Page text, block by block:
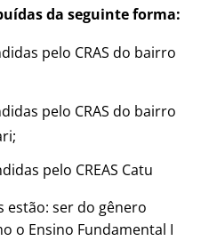
da seguinte forma:
pelo CRAS do bairro
pelo CRAS do bairro
pelo CREAS Catu
estão: ser do gênero
o Ensino Fundamental I